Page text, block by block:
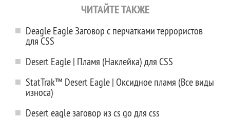
ЧИТАЙТЕ ТАКЖЕ
Deagle Eagle Заговор с перчатками террористов
для CSS
Desert Eagle | Пламя (Наклейка) для CSS
StatTrak™ Desert Eagle | Оксидное пламя (Все виды
износа)
Desert eagle заговор из cs go для css